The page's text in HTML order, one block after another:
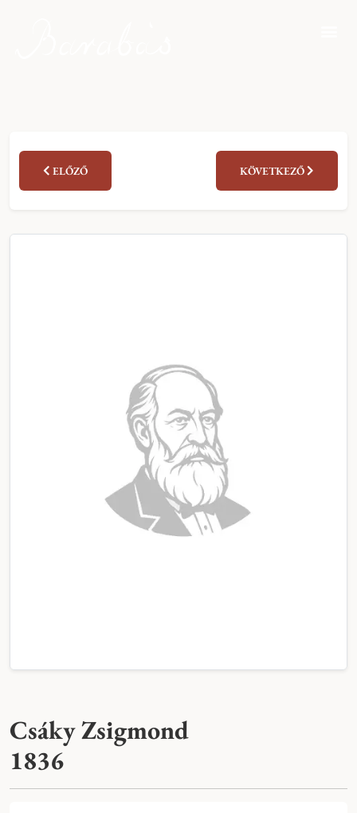
ELŐZŐ KÖVETKEZŐ
Csáky Zsigmond
1836